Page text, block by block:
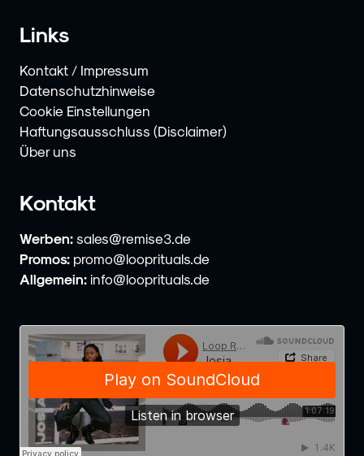
Links
Kontakt / Impressum
Datenschutzhinweise
Cookie Einstellungen
Haftungsausschluss (Disclaimer)
Über uns
Kontakt
Werben: sales@remise3.de
Promos: promo@looprituals.de
Allgemein: info@looprituals.de